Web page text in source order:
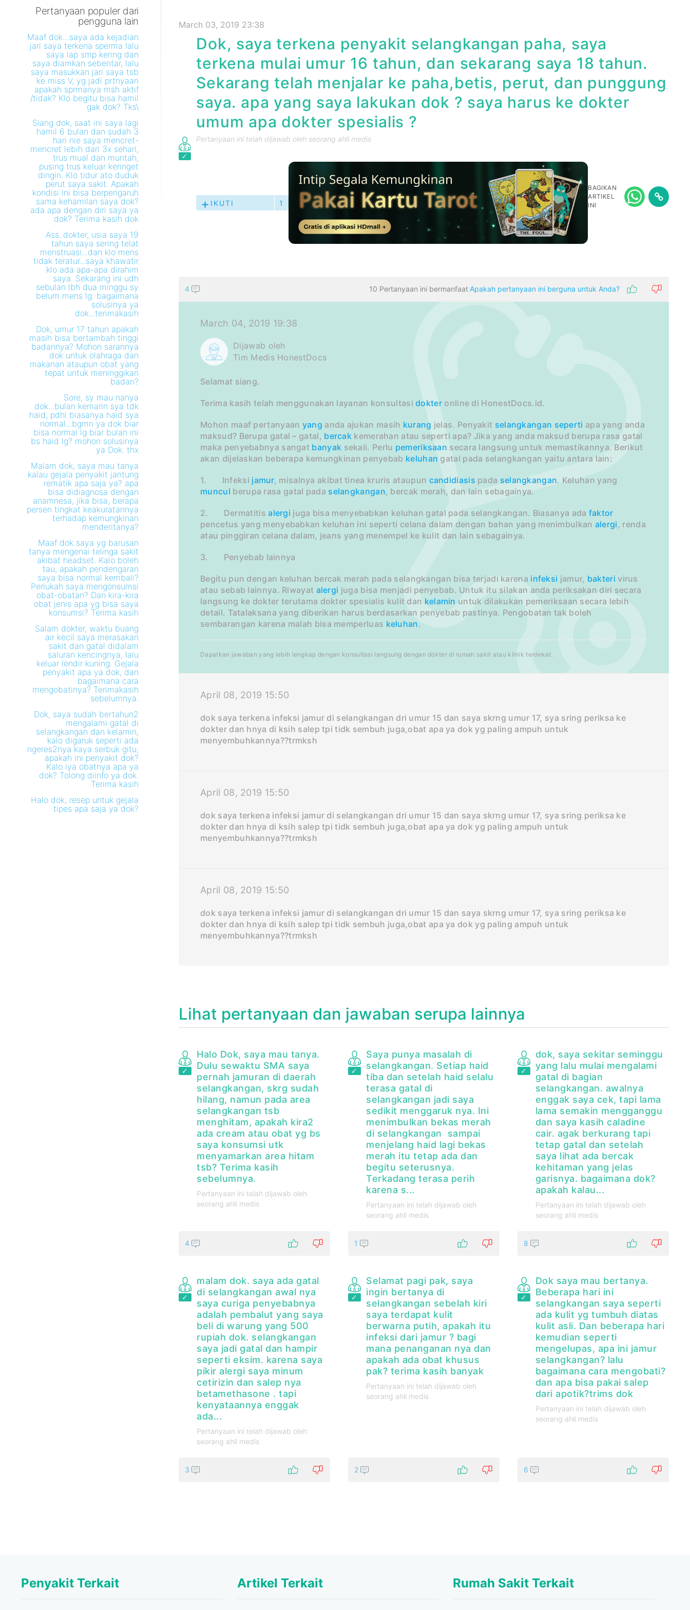
Pertanyaan populer dari
pengguna lain
Maaf dok…saya ada kejadian
jari saya terkena sperma lalu
saya lap smp kering dan
saya diamkan sebentar, lalu
saya masukkan jari saya tsb
ke miss V, yg jadi prtnyaan
apakah sprmanya msh aktif
/tidak? Klo begitu bisa hamil
gak dok? Tks\
Siang dok, saat ini saya lagi
hamil 6 bulan dan sudah 3
hari nie saya mencret-
mencret lebih dari 3x sehari,
trus mual dan muntah,
pusing trus keluar keringet
dingin. Klo tidur ato duduk
perut saya sakit. Apakah
kondisi ini bisa berpengaruh
sama kehamilan saya dok?
ada apa dengan diri saya ya
dok? Terima kasih dok
Ass..dokter, usia saya 19
tahun saya sering telat
menstruasi...dan klo mens
tidak teratur...saya khawatir
klo ada apa-apa dirahim
saya. Sekarang ini udh
sebulan lbh dua minggu sy
belum mens lg. bagaimana
solusinya ya
dok...terimakasih
Dok, umur 17 tahun apakah
masih bisa bertambah tinggi
badannya? Mohon sarannya
dok untuk olahraga dan
makanan ataupun obat yang
tepat untuk meninggikan
badan?
Sore, sy mau nanya
dok...bulan kemarin sya tdk
haid, pdhl biasanya haid sya
normal...bgmn ya dok biar
bisa normal lg biar bulan ini
bs haid lg? mohon solusinya
ya Dok. thx
Malam dok, saya mau tanya
kalau gejala penyakit jantung
rematik apa saja ya? apa
bisa didiagnosa dengan
anamnesa, jika bisa, berapa
persen tingkat keakuratannya
terhadap kemungkinan
menderitanya?
Maaf dok saya yg barusan
tanya mengenai telinga sakit
akibat headset. Kalo boleh
tau, apakah pendengaran
saya bisa normal kembali?
Perlukah saya mengonsumsi
obat-obatan? Dan kira-kira
obat jenis apa yg bisa saya
konsumsi? Terima kasih
Salam dokter, waktu buang
air kecil saya merasakan
sakit dan gatal didalam
saluran kencingnya, lalu
keluar lendir kuning. Gejala
penyakit apa ya dok, dan
bagaimana cara
mengobatinya? Terimakasih
sebelumnya.
Dok, saya sudah bertahun2
mengalami gatal di
selangkangan dan kelamin,
kalo digaruk seperti ada
ngeres2nya kaya serbuk gitu,
apakah ini penyakit dok?
Kalo iya obatnya apa ya
dok? Tolong diinfo ya dok.
Terima kasih
Halo dok, resep untuk gejala
tipes apa saja ya dok?
March 03, 2019 23:38
Dok, saya terkena penyakit selangkangan paha, saya
terkena mulai umur 16 tahun, dan sekarang saya 18 tahun.
Sekarang telah menjalar ke paha,betis, perut, dan punggung
saya. apa yang saya lakukan dok ? saya harus ke dokter
umum apa dokter spesialis ?
Pertanyaan ini telah dijawab oleh seorang ahli medis
IKUTI
PERTANYAAN
1
BAGIKAN
ARTIKEL
INI
4 10 Pertanyaan ini bermanfaat Apakah pertanyaan ini berguna untuk Anda?
March 04, 2019 19:38
Dijawab oleh
Tim Medis HonestDocs
Selamat siang.
Terima kasih telah menggunakan layanan konsultasidokter online di HonestDocs.id.
Mohon maaf pertanyaan yang anda ajukan masih kurang jelas. Penyakit selangkangan seperti apa yang anda
maksud? Berupa gatal – gatal, bercak kemerahan atau seperti apa? Jika yang anda maksud berupa rasa gatal
maka penyebabnya sangat banyak sekali. Perlu pemeriksaan secara langsung untuk memastikannya. Berikut
akan dijelaskan beberapa kemungkinan penyebab keluhan gatal pada selangkangan yaitu antara lain:
1. Infeksi jamur, misalnya akibat tinea kruris ataupun candidiasis pada selangkangan. Keluhan yang
muncul berupa rasa gatal pada selangkangan, bercak merah, dan lain sebagainya.
2. Dermatitisalergi juga bisa menyebabkan keluhan gatal pada selangkangan. Biasanya ada faktor
pencetus yang menyebabkan keluhan ini seperti celana dalam dengan bahan yang menimbulkan alergi, renda
atau pinggiran celana dalam, jeans yang menempel ke kulit dan lain sebagainya.
3. Penyebab lainnya
Begitu pun dengan keluhan bercak merah pada selangkangan bisa terjadi karena infeksi jamur, bakteri virus
atau sebab lainnya. Riwayat alergi juga bisa menjadi penyebab. Untuk itu silakan anda periksakan diri secara
langsung ke dokter terutama dokter spesialis kulit dan kelamin untuk dilakukan pemeriksaan secara lebih
detail. Tatalaksana yang diberikan harus berdasarkan penyebab pastinya. Pengobatan tak boleh
sembarangan karena malah bisa memperluas keluhan.
Dapatkan jawaban yang lebih lengkap dengan konsultasi langsung dengan dokter di rumah sakit atau klinik terdekat.
April 08, 2019 15:50
dok saya terkena infeksi jamur di selangkangan dri umur 15 dan saya skrng umur 17, sya sring periksa ke
dokter dan hnya di ksih salep tpi tidk sembuh juga,obat apa ya dok yg paling ampuh untuk
menyembuhkannya??trmksh
April 08, 2019 15:50
dok saya terkena infeksi jamur di selangkangan dri umur 15 dan saya skrng umur 17, sya sring periksa ke
dokter dan hnya di ksih salep tpi tidk sembuh juga,obat apa ya dok yg paling ampuh untuk
menyembuhkannya??trmksh
April 08, 2019 15:50
dok saya terkena infeksi jamur di selangkangan dri umur 15 dan saya skrng umur 17, sya sring periksa ke
dokter dan hnya di ksih salep tpi tidk sembuh juga,obat apa ya dok yg paling ampuh untuk
menyembuhkannya??trmksh
Lihat pertanyaan dan jawaban serupa lainnya
Halo Dok, saya mau tanya.
Dulu sewaktu SMA saya
pernah jamuran di daerah
selangkangan, skrg sudah
hilang, namun pada area
selangkangan tsb
menghitam, apakah kira2
ada cream atau obat yg bs
saya konsumsi utk
menyamarkan area hitam
tsb? Terima kasih
sebelumnya.
Pertanyaan ini telah dijawab oleh
seorang ahli medis
4
Saya punya masalah di
selangkangan. Setiap haid
tiba dan setelah haid selalu
terasa gatal di
selangkangan jadi saya
sedikit menggaruk nya. Ini
menimbulkan bekas merah
di selangkangan sampai
menjelang haid lagi bekas
merah itu tetap ada dan
begitu seterusnya.
Terkadang terasa perih
karena s...
Pertanyaan ini telah dijawab oleh
seorang ahli medis
1
dok, saya sekitar seminggu
yang lalu mulai mengalami
gatal di bagian
selangkangan. awalnya
enggak saya cek, tapi lama
lama semakin mengganggu
dan saya kasih caladine
cair. agak berkurang tapi
tetap gatal dan setelah
saya lihat ada bercak
kehitaman yang jelas
garisnya. bagaimana dok?
apakah kalau...
Pertanyaan ini telah dijawab oleh
seorang ahli medis
8
malam dok. saya ada gatal
di selangkangan awal nya
saya curiga penyebabnya
adalah pembalut yang saya
beli di warung yang 500
rupiah dok. selangkangan
saya jadi gatal dan hampir
seperti eksim. karena saya
pikir alergi saya minum
cetirizin dan salep nya
betamethasone . tapi
kenyataannya enggak
ada...
Pertanyaan ini telah dijawab oleh
seorang ahli medis
3
Selamat pagi pak, saya
ingin bertanya di
selangkangan sebelah kiri
saya terdapat kulit
berwarna putih, apakah itu
infeksi dari jamur ? bagi
mana penanganan nya dan
apakah ada obat khusus
pak? terima kasih banyak
Pertanyaan ini telah dijawab oleh
seorang ahli medis
2
Dok saya mau bertanya.
Beberapa hari ini
selangkangan saya seperti
ada kulit yg tumbuh diatas
kulit asli. Dan beberapa hari
kemudian seperti
mengelupas, apa ini jamur
selangkangan? lalu
bagaimana cara mengobati?
dan apa bisa pakai salep
dari apotik?trims dok
Pertanyaan ini telah dijawab oleh
seorang ahli medis
6
Penyakit Terkait Artikel Terkait Rumah Sakit Terkait